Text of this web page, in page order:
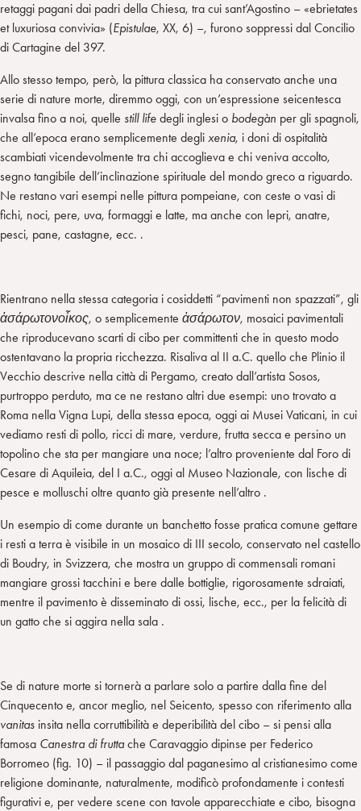
retaggi pagani dai padri della Chiesa, tra cui sant’Agostino – «ebrietates
et luxuriosa convivia» (Epistulae, XX, 6) –, furono soppressi dal Concilio
di Cartagine del 397.
Allo stesso tempo, però, la pittura classica ha conservato anche una
serie di nature morte, diremmo oggi, con un’espressione seicentesca
invalsa fino a noi, quelle still life degli inglesi o bodegàn per gli spagnoli,
che all’epoca erano semplicemente degli xenia, i doni di ospitalità
scambiati vicendevolmente tra chi accoglieva e chi veniva accolto,
segno tangibile dell’inclinazione spirituale del mondo greco a riguardo.
Ne restano vari esempi nelle pittura pompeiane, con ceste o vasi di
fichi, noci, pere, uva, formaggi e latte, ma anche con lepri, anatre,
pesci, pane, castagne, ecc. .
Rientrano nella stessa categoria i cosiddetti “pavimenti non spazzati”, gli
ἀσάρωτονοἶκος, o semplicemente ἀσάρωτον, mosaici pavimentali
che riproducevano scarti di cibo per committenti che in questo modo
ostentavano la propria ricchezza. Risaliva al II a.C. quello che Plinio il
Vecchio descrive nella città di Pergamo, creato dall’artista Sosos,
purtroppo perduto, ma ce ne restano altri due esempi: uno trovato a
Roma nella Vigna Lupi, della stessa epoca, oggi ai Musei Vaticani, in cui
vediamo resti di pollo, ricci di mare, verdure, frutta secca e persino un
topolino che sta per mangiare una noce; l’altro proveniente dal Foro di
Cesare di Aquileia, del I a.C., oggi al Museo Nazionale, con lische di
pesce e molluschi oltre quanto già presente nell’altro .
Un esempio di come durante un banchetto fosse pratica comune gettare
i resti a terra è visibile in un mosaico di III secolo, conservato nel castello
di Boudry, in Svizzera, che mostra un gruppo di commensali romani
mangiare grossi tacchini e bere dalle bottiglie, rigorosamente sdraiati,
mentre il pavimento è disseminato di ossi, lische, ecc., per la felicità di
un gatto che si aggira nella sala .
Se di nature morte si tornerà a parlare solo a partire dalla fine del
Cinquecento e, ancor meglio, nel Seicento, spesso con riferimento alla
vanitas insita nella corruttibilità e deperibilità del cibo – si pensi alla
famosa Canestra di fruttache Caravaggio dipinse per Federico
Borromeo (fig. 10) – il passaggio dal paganesimo al cristianesimo come
religione dominante, naturalmente, modificò profondamente i contesti
figurativi e, per vedere scene con tavole apparecchiate e cibo, bisogna